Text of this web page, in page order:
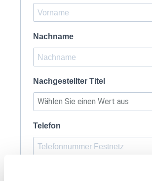
Nachname
Nachgestellter Titel
Telefon